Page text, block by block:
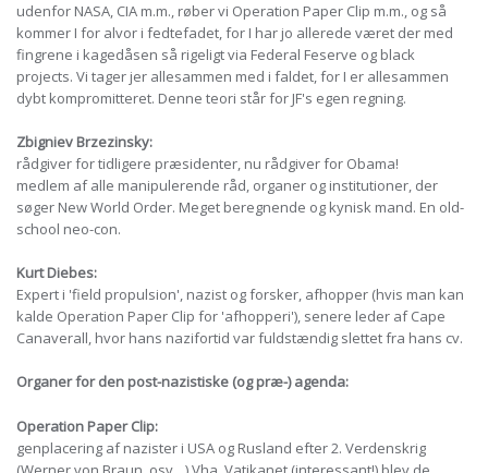
udenfor NASA, CIA m.m., røber vi Operation Paper Clip m.m., og så
kommer I for alvor i fedtefadet, for I har jo allerede været der med
fingrene i kagedåsen så rigeligt via Federal Feserve og black
projects. Vi tager jer allesammen med i faldet, for I er allesammen
dybt kompromitteret. Denne teori står for JF's egen regning.
Zbigniev Brzezinsky:
rådgiver for tidligere præsidenter, nu rådgiver for Obama!
medlem af alle manipulerende råd, organer og institutioner, der
søger New World Order. Meget beregnende og kynisk mand. En old-
school neo-con.
Kurt Diebes:
Expert i 'field propulsion', nazist og forsker, afhopper (hvis man kan
kalde Operation Paper Clip for 'afhopperi'), senere leder af Cape
Canaverall, hvor hans nazifortid var fuldstændig slettet fra hans cv.
Organer for den post-nazistiske (og præ-) agenda:
Operation Paper Clip:
genplacering af nazister i USA og Rusland efter 2. Verdenskrig